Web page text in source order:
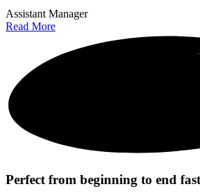
Assistant Manager
Read More
Perfect from beginning to end